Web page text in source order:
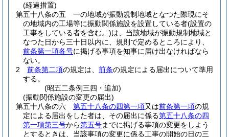
(経過措置)
第五十八条の五
一の地域が振動規制地域となつた際現にそ
の地域内の工場等に振動関係施設を設置している者(設置の
工事をしている者を含む。)は、当該地域が振動規制地域と
なつた日から三十日以内に、規則で定めるところにより、
前条第一項各号に掲げる事項を知事に届け出なければなら
ない。
2
前条第二項の規定は、 前条の規定による届出について準用
する。
(昭五二条例三四・追加)
(振動関係施設の変更の届出)
第五十八条の六
第五十八条の四第一項又は前条第一項の規
定による届出をした者は、その届出に係る第五十八条の四
第一項第三号から第五号までに掲げる事項の変更をしよう
とするときは、当該事項の変更に係る工事の開始の日の三